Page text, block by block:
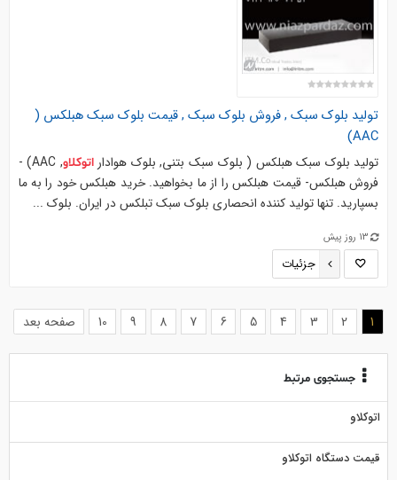
تولید بلوک سبک , فروش بلوک سبک , قیمت بلوک سبک هبلکس (
AAC)
تولید بلوک سبک هبلکس ( بلوک سبک بتنی, بلوک هواداراتوکلاو
, AAC) -
فروش هبلکس- قیمت هبلکس را از ما بخواهید. خرید هبلکس خود را به ما
بسپارید. تنها تولید کننده انحصاری بلوک سبک تبلکس در ایران. بلوك ...
13 روز پیش
جزئیات
1
(current)
2
3
4
5
6
7
8
9
10 صفحه بعد
جستجوی مرتبط
اتوکلاو
قیمت دستگاه اتوکلاو